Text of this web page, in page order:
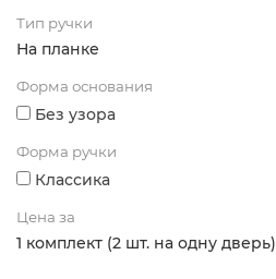
Тип ручки
На планке
Форма основания
Без узора
Форма ручки
Классика
Цена за
1 комплект (2 шт. на одну дверь)